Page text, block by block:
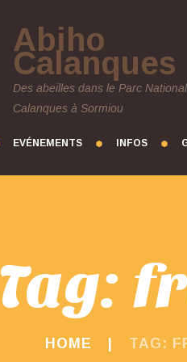
Abiho
Calanques
Des abeilles dans le Parc
Calanques à Sormiou
EVÉNEMENTS INFOS
Tag:
HOME TAG: